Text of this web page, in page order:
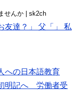
せんか | sk2ch
友達？」 父「」 私
への日本語教育
明記へ 労働者受